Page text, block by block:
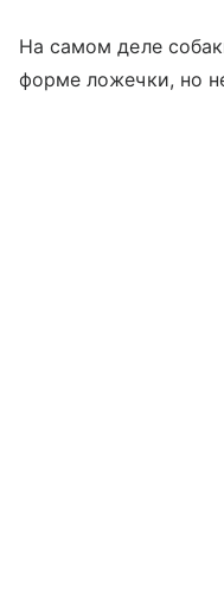
На самом деле
форме ложечки, но